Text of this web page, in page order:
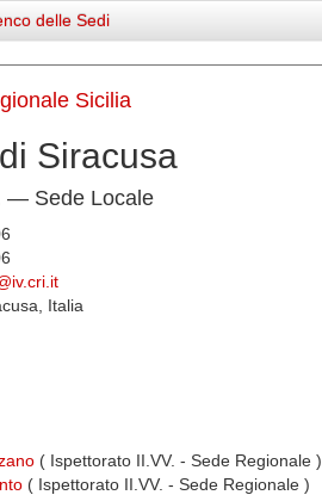
delle Sedi
Sicilia
Siracusa
— Sede Locale
Italia
( Ispettorato II.VV. - Sede Regionale )
( Ispettorato II.VV. - Sede Regionale )